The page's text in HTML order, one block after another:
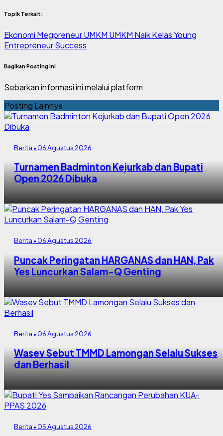
Topik Terkait:
Ekonomi MegpreneurUMKM UMKM Naik KelasYoung
Entrepreneur Success
Bagikan Posting Ini
Sebarkan informasi ini melalui platform:
Posting Lainnya
Berita • 06 Agustus 2026
Turnamen Badminton Kejurkab dan Bupati
Open 2026 Dibuka
Berita • 06 Agustus 2026
Puncak Peringatan HARGANAS dan HAN, Pak
Yes Luncurkan Salam-Q Genting
Berita • 06 Agustus 2026
Wasev Sebut TMMD Lamongan Selalu Sukses
dan Berhasil
Berita • 05 Agustus 2026